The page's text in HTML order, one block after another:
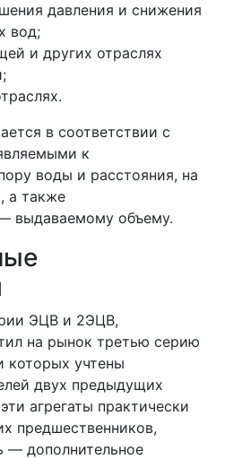
давления и снижения
вод;
и других отраслях
в соответствии с
к
воды и расстояния, на
а также
выдаваемому объему.
ЭЦВ и 2ЭЦВ,
на рынок третью серию
учтены
двух предыдущих
агрегаты практически
предшественников,
— дополнительное